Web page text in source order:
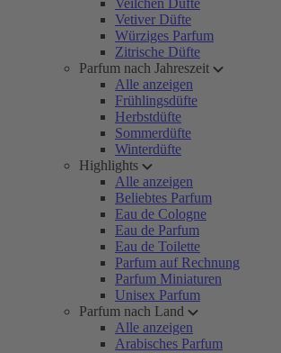
Veilchen Düfte
Vetiver Düfte
Würziges Parfum
Zitrische Düfte
Parfum nach Jahreszeit
Alle anzeigen
Frühlingsdüfte
Herbstdüfte
Sommerdüfte
Winterdüfte
Highlights
Alle anzeigen
Beliebtes Parfum
Eau de Cologne
Eau de Parfum
Eau de Toilette
Parfum auf Rechnung
Parfum Miniaturen
Unisex Parfum
Parfum nach Land
Alle anzeigen
Arabisches Parfum